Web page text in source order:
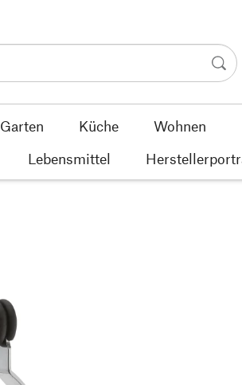
Garten Küche Wohnen
Lebensmittel